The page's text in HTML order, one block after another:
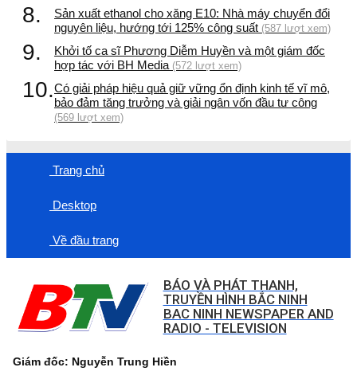
8.
Sản xuất ethanol cho xăng E10: Nhà máy chuyển đổi
nguyên liệu, hướng tới 125% công suất (587 lượt xem)
9.
Khởi tố ca sĩ Phương Diễm Huyền và một giám đốc
hợp tác với BH Media (572 lượt xem)
10.Có giải pháp hiệu quả giữ vững ổn định kinh tế vĩ mô,
bảo đảm tăng trưởng và giải ngân vốn đầu tư công
(569 lượt xem)
Trang chủ
Desktop
Về đầu trang
BÁO VÀ PHÁT THANH,
TRUYỀN HÌNH BẮC NINH
BAC NINH NEWSPAPER AND
RADIO - TELEVISION
Giám đốc: Nguyễn Trung Hiền